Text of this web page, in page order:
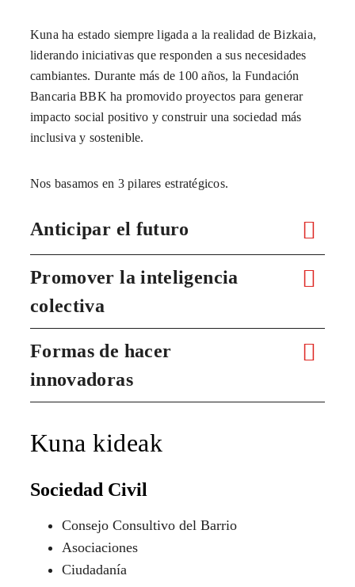
Kuna ha estado siempre ligada a la realidad de Bizkaia,
liderando iniciativas que responden a sus necesidades
cambiantes. Durante más de 100 años, la Fundación
Bancaria BBK ha promovido proyectos para generar
impacto social positivo y construir una sociedad más
inclusiva y sostenible.
Nos basamos en 3 pilares estratégicos.
Anticipar el futuro
Promover la inteligencia
colectiva
Formas de hacer
innovadoras
Kuna kideak
Sociedad Civil
Consejo Consultivo del Barrio
Asociaciones
Ciudadanía